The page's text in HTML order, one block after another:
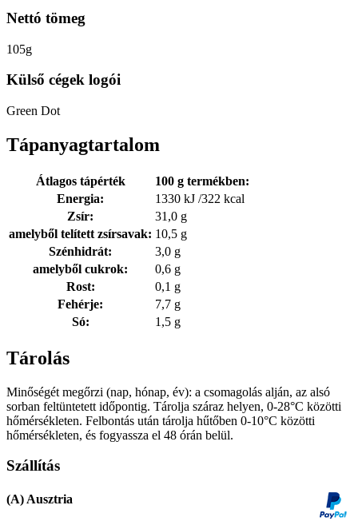
Nettó tömeg
105g
Külső cégek logói
Green Dot
Tápanyagtartalom
Átlagos tápérték
100 g termékben:
Energia:
1330 kJ /322 kcal
Zsír:
31,0 g
amelyből telített zsírsavak: 10,5 g
Szénhidrát:
3,0 g
amelyből cukrok:
0,6 g
Rost:
0,1 g
Fehérje:
7,7 g
Só:
1,5 g
Tárolás
Minőségét megőrzi (nap, hónap, év): a csomagolás alján, az alsó
sorban feltüntetett időpontig. Tárolja száraz helyen, 0-28°C közötti
hőmérsékleten. Felbontás után tárolja hűtőben 0-10°C közötti
hőmérsékleten, és fogyassza el 48 órán belül.
Szállítás
(A) Ausztria